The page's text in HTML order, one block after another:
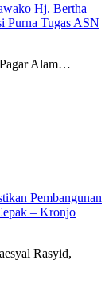
Hj. Bertha
Purna Tugas ASN
Alam…
Pembangunan
– Kronjo
Rasyid,